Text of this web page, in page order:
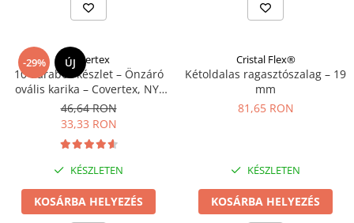
-29% ÚJ
Covertex
10 darabos készlet – Önzáró
ovális karika – Covertex, NY,
42 x 22 mm
46,64 RON
33,33 RON
KÉSZLETEN
KOSÁRBA HELYEZÉS
Cristal Flex®
Kétoldalas ragasztószalag – 19
mm
81,65 RON
KÉSZLETEN
KOSÁRBA HELYEZÉS